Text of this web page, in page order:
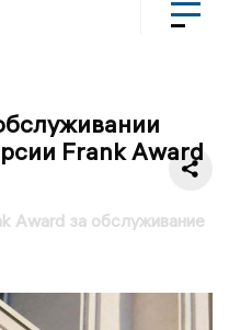
Frank Award
Award за обслуживание